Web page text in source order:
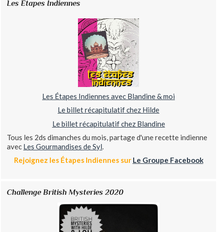
Les Étapes Indiennes
Les Étapes Indiennes avec Blandine & moi
Le billet récapitulatif chez Hilde
Le billet récapitulatif chez Blandine
Tous les 2ds dimanches du mois, partage d'une recette indienne
avec Les Gourmandises de Syl.
Rejoignez les Étapes Indiennes sur Le Groupe Facebook
Challenge British Mysteries 2020